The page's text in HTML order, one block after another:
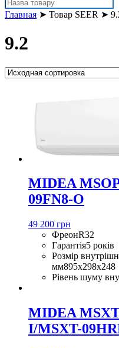
Главная ➤ Товар SEER ➤
9.2
MIDEA
09FN8-O
49 200 грн
ФреонR32
Гарантія5 років
Розмір
мм895x298x248
Рівень шуму
MIDEA
I/MSXT-